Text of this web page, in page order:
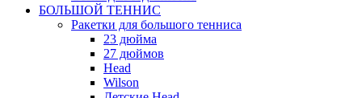
БОЛЬШОЙ ТЕННИС
Ракетки для большого тенниса
23 дюйма
27 дюймов
Head
Wilson